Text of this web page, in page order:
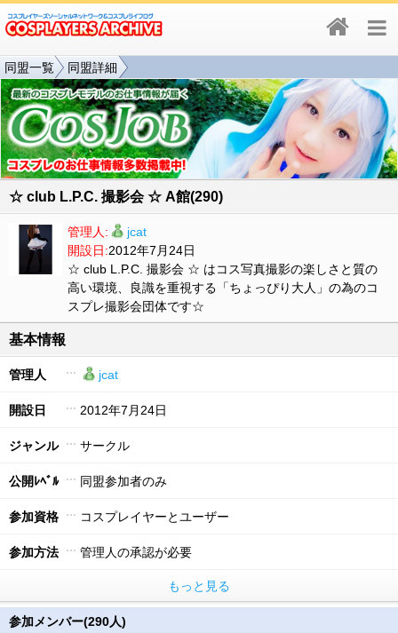
同盟一覧 同盟詳細
☆ club L.P.C. 撮影会 ☆ A館(290)
管理人:
jcat
開設日:2012年7月24日
☆ club L.P.C. 撮影会 ☆ はコス写真撮影の楽しさと質の
高い環境、良識を重視する「ちょっぴり大人」の為のコ
スプレ撮影会団体です☆
基本情報
管理人 jcat
開設日 2012年7月24日
ジャンル サークル
公開ﾚﾍﾞﾙ 同盟参加者のみ
参加資格 コスプレイヤーとユーザー
参加方法 管理人の承認が必要
もっと見る
参加メンバー(290人)